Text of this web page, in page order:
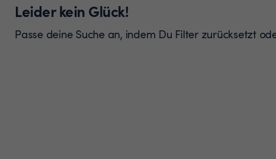
Leider kein Glück!
Passe deine Suche an, indem Du Filter zurücksetzt